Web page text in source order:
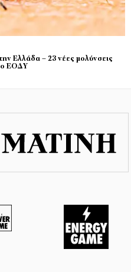
Ελλάδα – 23 νέες μολύνσεις
ο ΕΟΔΥ